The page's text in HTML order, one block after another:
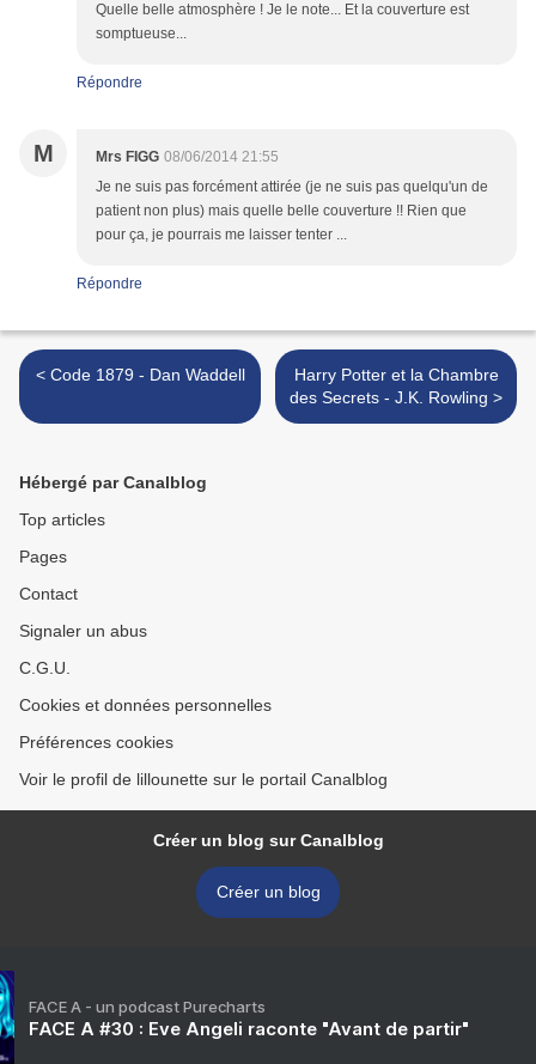
Quelle belle atmosphère ! Je le note... Et la couverture est
somptueuse...
Répondre
M Mrs FIGG 08/06/2014 21:55
Je ne suis pas forcément attirée (je ne suis pas quelqu'un de
patient non plus) mais quelle belle couverture !! Rien que
pour ça, je pourrais me laisser tenter ...
Répondre
< Code 1879 - Dan Waddell
Harry Potter et la Chambre
des Secrets - J.K. Rowling >
Hébergé par Canalblog
Top articles
Pages
Contact
Signaler un abus
C.G.U.
Cookies et données personnelles
Préférences cookies
Voir le profil de lillounette sur le portail Canalblog
Créer un blog sur Canalblog
Créer un blog
FACE A - un podcast Purecharts
FACE A #30 : Eve Angeli raconte "Avant de partir"